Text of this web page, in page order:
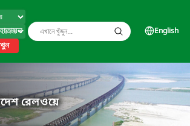
English
রেলওয়ে